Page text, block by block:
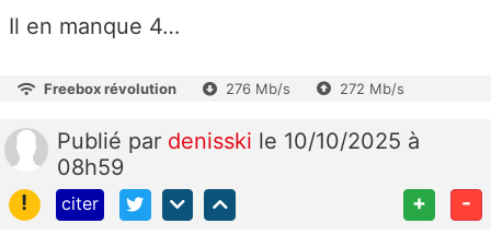
Il en manque 4…
Freebox révolution 276 Mb/s 272 Mb/s
Publié par denisski le 10/10/2025 à
08h59
!
citer + -